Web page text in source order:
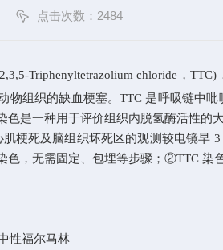
点击次数：2484
Triphenyltetrazolium chloride，TTC)
物组织的缺血梗塞。TTC 是呼吸链中吡
色是一种用于评价组织内脱氢酶活性的
肌梗死及脑组织坏死区的观测较电镜早 3
色，无需固定、包埋等步骤；②TTC 染
性福尔马林